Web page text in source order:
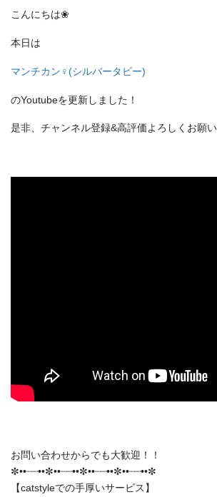
こんにちは❀
本日は
マンチカン♀(シルバータビー)
のYoutubeを更新しました！
是非、チャンネル登録&高評価よろしくお願
お問い合わせからでも大歓迎‍！！
✼••┈┈••✼••┈┈••✼••┈┈••✼••┈┈••✼
【catstyleでの手厚いサービス】